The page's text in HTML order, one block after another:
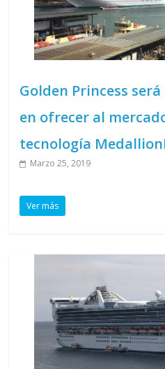
Golden Princess
en ofrecer al
tecnología
Marzo 25, 2019
Ver más